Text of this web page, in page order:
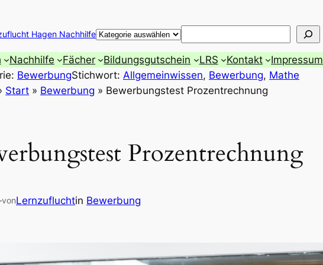
Hagen Nachhilfe Suchen
Nachhilfe Fächer Bildungsgutschein LRS Kontakt
Impressum
BewerbungStichwort: Allgemeinwissen, Bewerbung, Mathe
Start » Bewerbung » Bewerbungstest Prozentrechnung
Prozentrechnung
vonLernzufluchtin Bewerbung